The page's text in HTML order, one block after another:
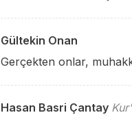
Gültekin Onan
Gerçekten onlar,
Hasan Basri Çantay